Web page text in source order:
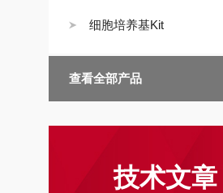
细胞培养基Kit
查看全部产品
技术文章